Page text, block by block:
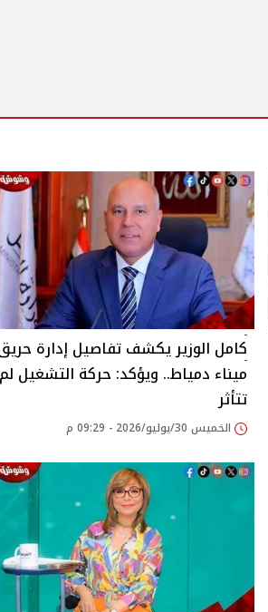
كامل الوزير يكشف تفاصيل إدارة
ميناء دمياط.. ويؤكد: حركة التشغيل لم
تتأثر
الخميس 30/يوليو/2026 - 09:29 م